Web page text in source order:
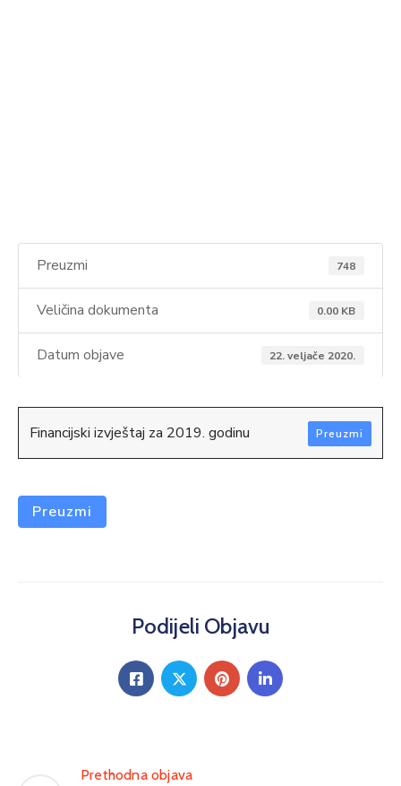
Preuzmi 748
Veličina dokumenta 0.00 KB
Datum objave 22. veljače 2020.
Financijski izvještaj za 2019. godinu Preuzmi
Preuzmi
Podijeli Objavu
Prethodna objava